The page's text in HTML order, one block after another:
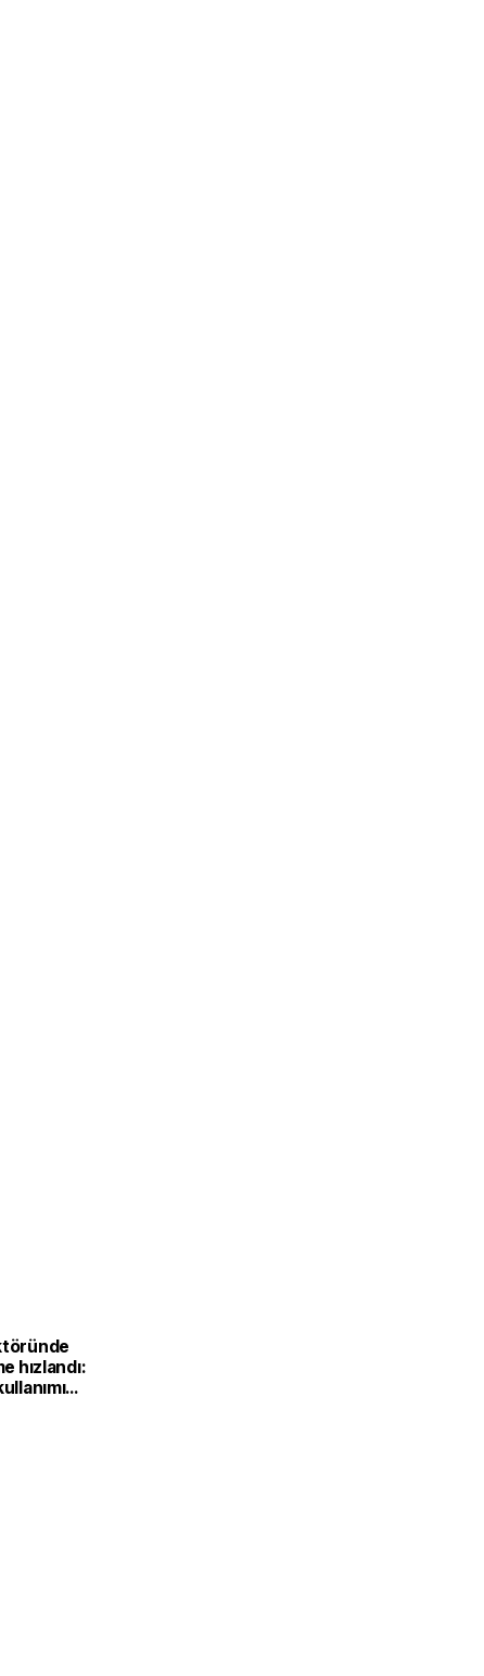
hızlandı: